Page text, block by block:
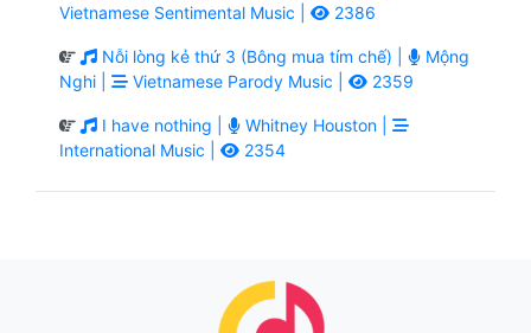
Vietnamese Sentimental Music |
2386
Nỗi lòng kẻ thứ 3 (Bông mua tím chế) |
Mộng
Nghi |
Vietnamese Parody Music | 2359
I have nothing |
Whitney Houston |
International Music |
2354